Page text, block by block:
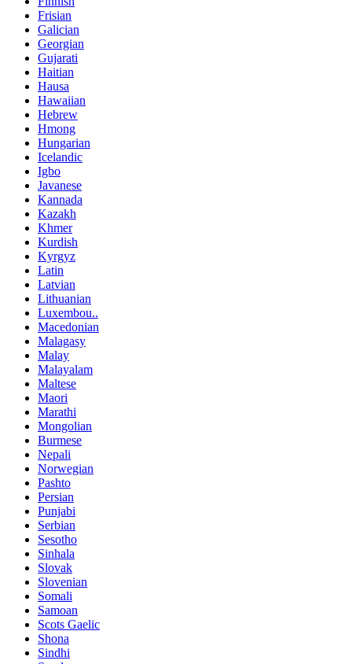
Frisian
Galician
Georgian
Gujarati
Haitian
Hausa
Hawaiian
Hebrew
Hmong
Hungarian
Icelandic
Igbo
Javanese
Kannada
Kazakh
Khmer
Kurdish
Kyrgyz
Latin
Latvian
Lithuanian
Luxembou..
Macedonian
Malagasy
Malay
Malayalam
Maltese
Maori
Marathi
Mongolian
Burmese
Nepali
Norwegian
Pashto
Persian
Punjabi
Serbian
Sesotho
Sinhala
Slovak
Slovenian
Somali
Samoan
Scots Gaelic
Shona
Sindhi